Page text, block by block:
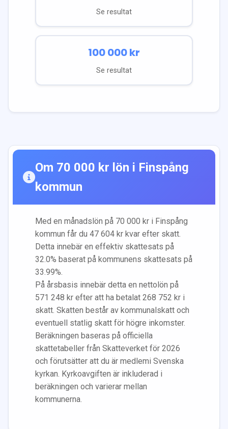
Se resultat
100 000kr
Se resultat
Om 70 000 kr lön i Finspång
kommun
Med en månadslön på 70 000 kr i Finspång
kommun får du 47 604 kr kvar efter skatt.
Detta innebär en effektiv skattesats på
32.0% baserat på kommunens skattesats på
33.99%.
På årsbasis innebär detta en nettolön på
571 248 kr efter att ha betalat 268 752 kr i
skatt. Skatten består av kommunalskatt och
eventuell statlig skatt för högre inkomster.
Beräkningen baseras på officiella
skattetabeller från Skatteverket för 2026
och förutsätter att du är medlemi Svenska
kyrkan. Kyrkoavgiften är inkluderad i
beräkningen och varierar mellan
kommunerna.